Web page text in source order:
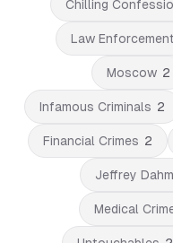
Chilling
Law Enforcement
Moscow 2
Infamous Criminals 2
Financial Crimes 2
Jeffrey
Medical